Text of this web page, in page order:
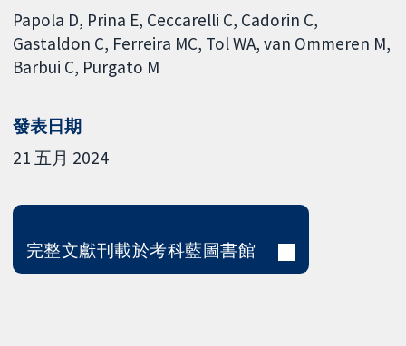
Papola D Prina E Ceccarelli C Cadorin C
Gastaldon C Ferreira MC Tol WA van Ommeren M
Barbui C Purgato M
發表日期
21 五月 2024
完整文獻刊載於考科藍圖書館